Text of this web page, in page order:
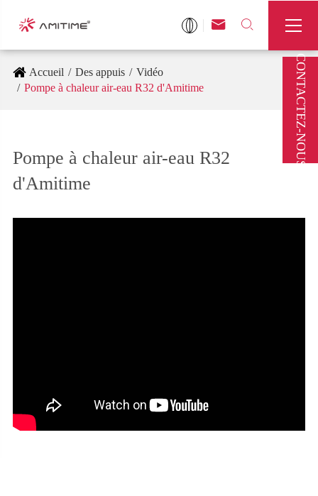
 

Accueil Des appuis
Vidéo
Pompe à chaleur air-eau R32 d'Amitime
Pompe à chaleur air-eau R32
d'Amitime
CONTACTEZ-NOUS